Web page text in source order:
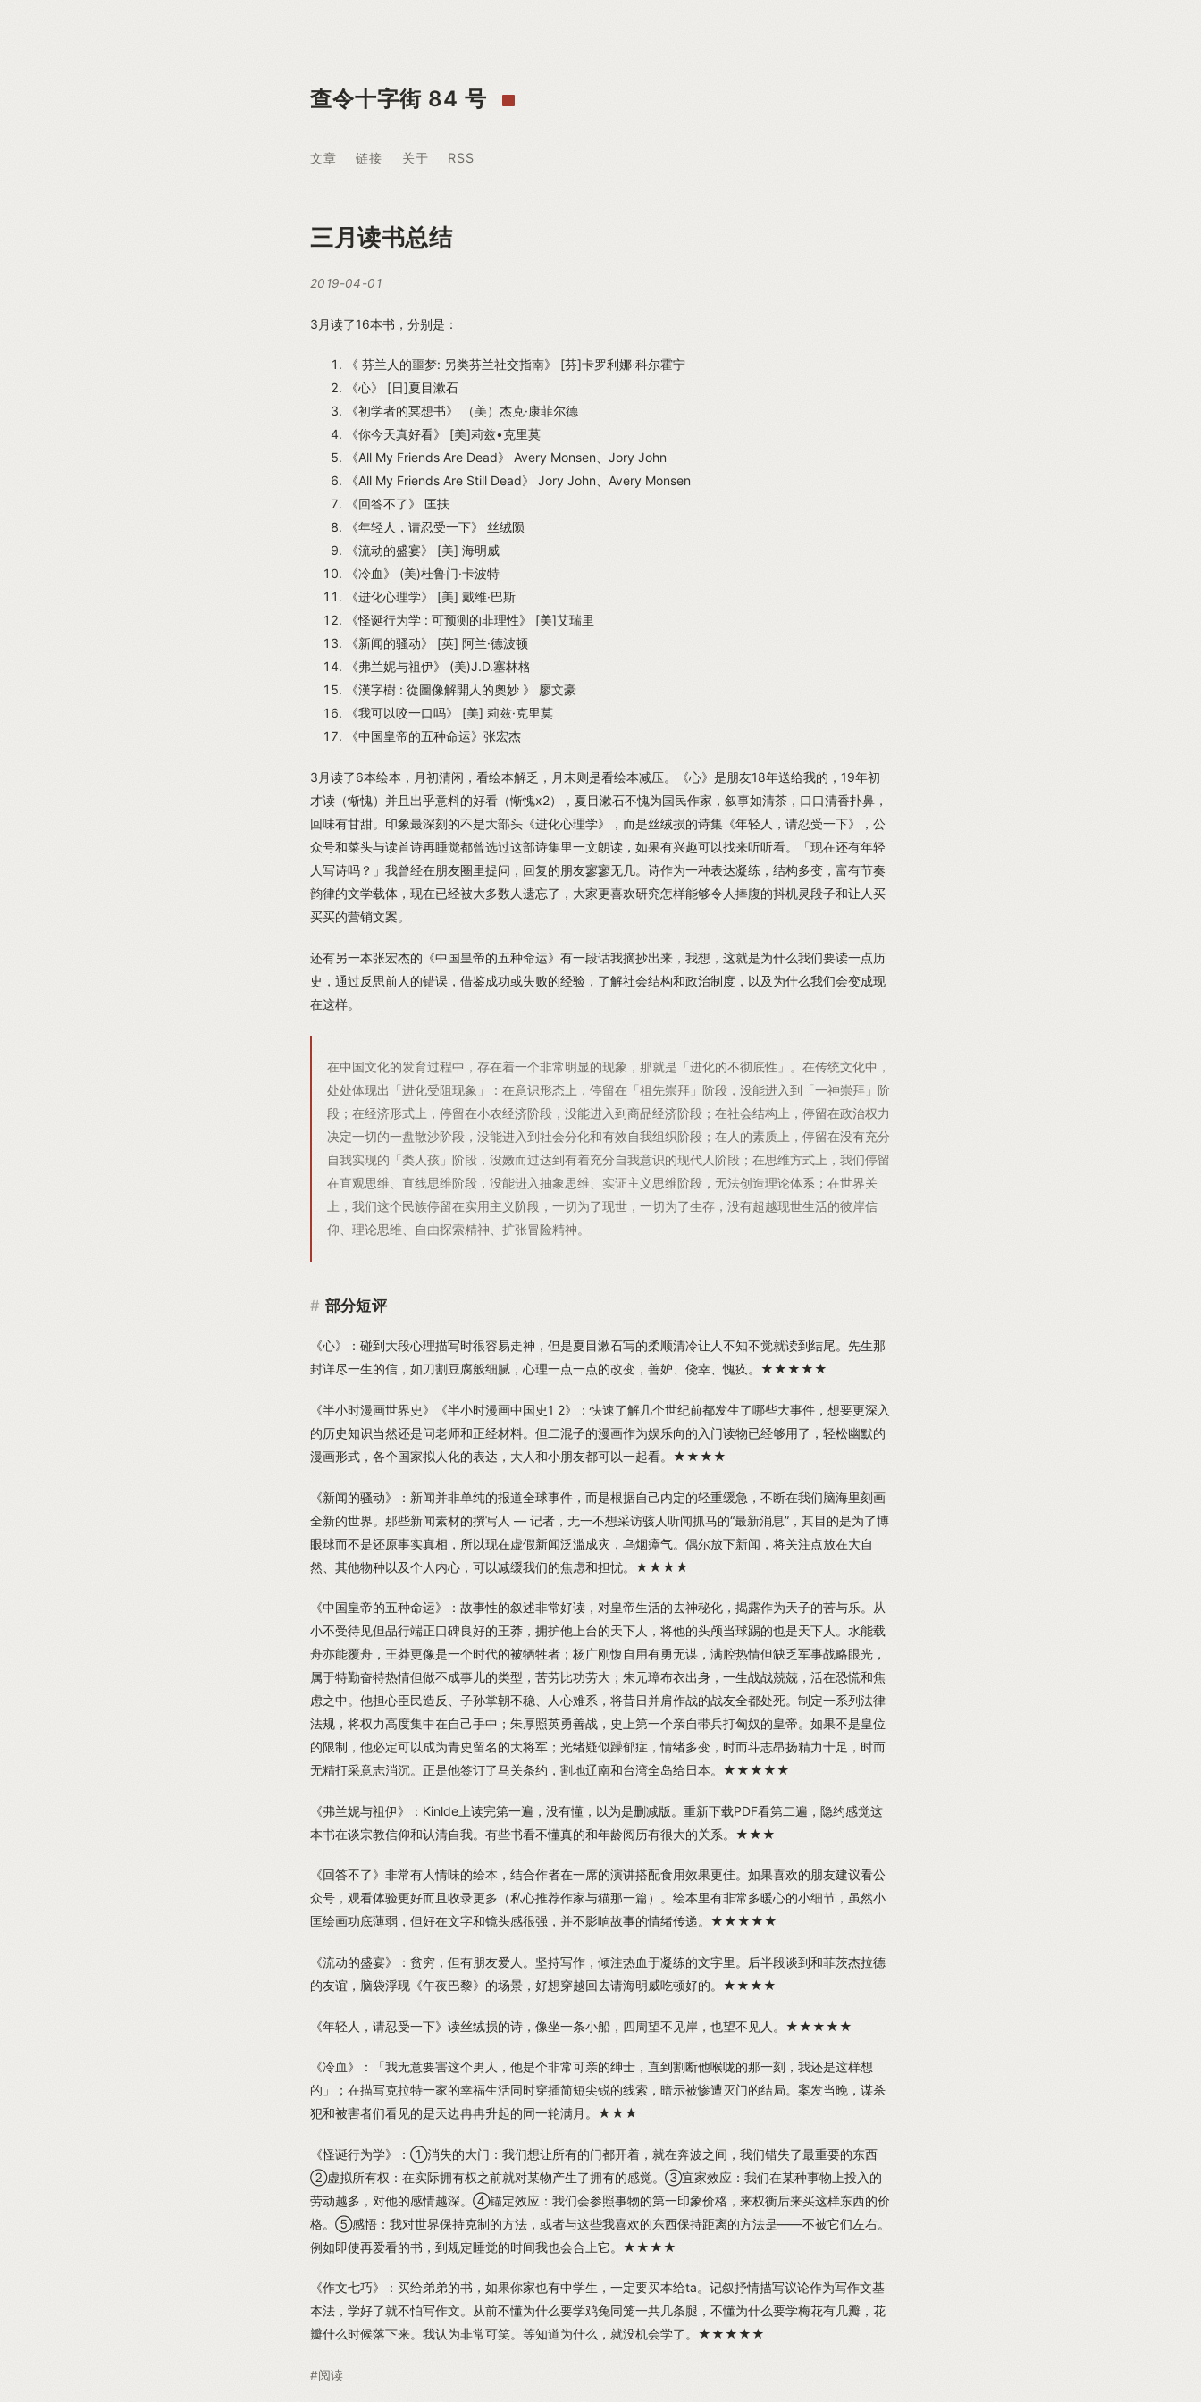
查令十字街 84 号
文章 链接 关于 RSS
三月读书总结
2019-04-01
3月读了16本书，分别是：
《 芬兰人的噩梦: 另类芬兰社交指南》 [芬]卡罗利娜·科尔霍宁
《心》 [日]夏目漱石
《初学者的冥想书》 （美）杰克·康菲尔德
《你今天真好看》 [美]莉兹•克里莫
《All My Friends Are Dead》 Avery Monsen、Jory John
《All My Friends Are Still Dead》 Jory John、Avery Monsen
《回答不了》 匡扶
《年轻人，请忍受一下》 丝绒陨
《流动的盛宴》 [美] 海明威
《冷血》 (美)杜鲁门·卡波特
《进化心理学》 [美] 戴维·巴斯
《怪诞行为学 : 可预测的非理性》 [美]艾瑞里
《新闻的骚动》 [英] 阿兰·德波顿
《弗兰妮与祖伊》 (美)J.D.塞林格
《漢字樹 : 從圖像解開人的奧妙 》 廖文豪
《我可以咬一口吗》 [美] 莉兹·克里莫
《中国皇帝的五种命运》张宏杰
3月读了6本绘本，月初清闲，看绘本解乏，月末则是看绘本减压。《心》是朋友18年送给我的，19年初
才读（惭愧）并且出乎意料的好看（惭愧x2），夏目漱石不愧为国民作家，叙事如清茶，口口清香扑鼻，
回味有甘甜。印象最深刻的不是大部头《进化心理学》，而是丝绒损的诗集《年轻人，请忍受一下》，公
众号和菜头与读首诗再睡觉都曾选过这部诗集里一文朗读，如果有兴趣可以找来听听看。「现在还有年轻
人写诗吗？」我曾经在朋友圈里提问，回复的朋友寥寥无几。诗作为一种表达凝练，结构多变，富有节奏
韵律的文学载体，现在已经被大多数人遗忘了，大家更喜欢研究怎样能够令人捧腹的抖机灵段子和让人买
买买的营销文案。
还有另一本张宏杰的《中国皇帝的五种命运》有一段话我摘抄出来，我想，这就是为什么我们要读一点历
史，通过反思前人的错误，借鉴成功或失败的经验，了解社会结构和政治制度，以及为什么我们会变成现
在这样。
在中国文化的发育过程中，存在着一个非常明显的现象，那就是「进化的不彻底性」。在传统文化中，
处处体现出「进化受阻现象」：在意识形态上，停留在「祖先崇拜」阶段，没能进入到「一神崇拜」阶
段；在经济形式上，停留在小农经济阶段，没能进入到商品经济阶段；在社会结构上，停留在政治权力
决定一切的一盘散沙阶段，没能进入到社会分化和有效自我组织阶段；在人的素质上，停留在没有充分
自我实现的「类人孩」阶段，没嫩而过达到有着充分自我意识的现代人阶段；在思维方式上，我们停留
在直观思维、直线思维阶段，没能进入抽象思维、实证主义思维阶段，无法创造理论体系；在世界关
上，我们这个民族停留在实用主义阶段，一切为了现世，一切为了生存，没有超越现世生活的彼岸信
仰、理论思维、自由探索精神、扩张冒险精神。
部分短评
《心》：碰到大段心理描写时很容易走神，但是夏目漱石写的柔顺清冷让人不知不觉就读到结尾。先生那
封详尽一生的信，如刀割豆腐般细腻，心理一点一点的改变，善妒、侥幸、愧疚。★★★★★
《半小时漫画世界史》《半小时漫画中国史1 2》：快速了解几个世纪前都发生了哪些大事件，想要更深入
的历史知识当然还是问老师和正经材料。但二混子的漫画作为娱乐向的入门读物已经够用了，轻松幽默的
漫画形式，各个国家拟人化的表达，大人和小朋友都可以一起看。★★★★
《新闻的骚动》：新闻并非单纯的报道全球事件，而是根据自己内定的轻重缓急，不断在我们脑海里刻画
全新的世界。那些新闻素材的撰写人 — 记者，无一不想采访骇人听闻抓马的“最新消息”，其目的是为了博
眼球而不是还原事实真相，所以现在虚假新闻泛滥成灾，乌烟瘴气。偶尔放下新闻，将关注点放在大自
然、其他物种以及个人内心，可以减缓我们的焦虑和担忧。★★★★
《中国皇帝的五种命运》：故事性的叙述非常好读，对皇帝生活的去神秘化，揭露作为天子的苦与乐。从
小不受待见但品行端正口碑良好的王莽，拥护他上台的天下人，将他的头颅当球踢的也是天下人。水能载
舟亦能覆舟，王莽更像是一个时代的被牺牲者；杨广刚愎自用有勇无谋，满腔热情但缺乏军事战略眼光，
属于特勤奋特热情但做不成事儿的类型，苦劳比功劳大；朱元璋布衣出身，一生战战兢兢，活在恐慌和焦
虑之中。他担心臣民造反、子孙掌朝不稳、人心难系，将昔日并肩作战的战友全都处死。制定一系列法律
法规，将权力高度集中在自己手中；朱厚照英勇善战，史上第一个亲自带兵打匈奴的皇帝。如果不是皇位
的限制，他必定可以成为青史留名的大将军；光绪疑似躁郁症，情绪多变，时而斗志昂扬精力十足，时而
无精打采意志消沉。正是他签订了马关条约，割地辽南和台湾全岛给日本。★★★★★
《弗兰妮与祖伊》：Kinlde上读完第一遍，没有懂，以为是删减版。重新下载PDF看第二遍，隐约感觉这
本书在谈宗教信仰和认清自我。有些书看不懂真的和年龄阅历有很大的关系。★★★
《回答不了》非常有人情味的绘本，结合作者在一席的演讲搭配食用效果更佳。如果喜欢的朋友建议看公
众号，观看体验更好而且收录更多（私心推荐作家与猫那一篇）。绘本里有非常多暖心的小细节，虽然小
匡绘画功底薄弱，但好在文字和镜头感很强，并不影响故事的情绪传递。★★★★★
《流动的盛宴》：贫穷，但有朋友爱人。坚持写作，倾注热血于凝练的文字里。后半段谈到和菲茨杰拉德
的友谊，脑袋浮现《午夜巴黎》的场景，好想穿越回去请海明威吃顿好的。★★★★
《年轻人，请忍受一下》读丝绒损的诗，像坐一条小船，四周望不见岸，也望不见人。★★★★★
《冷血》：「我无意要害这个男人，他是个非常可亲的绅士，直到割断他喉咙的那一刻，我还是这样想
的」；在描写克拉特一家的幸福生活同时穿插简短尖锐的线索，暗示被惨遭灭门的结局。案发当晚，谋杀
犯和被害者们看见的是天边冉冉升起的同一轮满月。★★★
《怪诞行为学》：①消失的大门：我们想让所有的门都开着，就在奔波之间，我们错失了最重要的东西
②虚拟所有权：在实际拥有权之前就对某物产生了拥有的感觉。③宜家效应：我们在某种事物上投入的
劳动越多，对他的感情越深。④锚定效应：我们会参照事物的第一印象价格，来权衡后来买这样东西的价
格。⑤感悟：我对世界保持克制的方法，或者与这些我喜欢的东西保持距离的方法是——不被它们左右。
例如即使再爱看的书，到规定睡觉的时间我也会合上它。★★★★
《作文七巧》：买给弟弟的书，如果你家也有中学生，一定要买本给ta。记叙抒情描写议论作为写作文基
本法，学好了就不怕写作文。从前不懂为什么要学鸡兔同笼一共几条腿，不懂为什么要学梅花有几瓣，花
瓣什么时候落下来。我认为非常可笑。等知道为什么，就没机会学了。★★★★★
#阅读